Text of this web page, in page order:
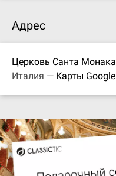
Адрес
Церковь Санта Монака
Италия — Карты Google